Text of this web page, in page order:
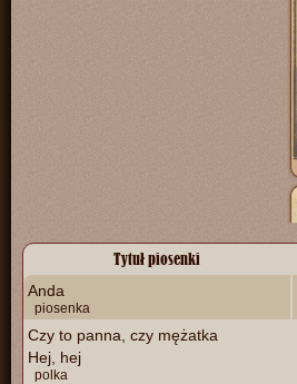
Tytuł piosenki
Anda
piosenka
Czy to panna, czy mężatka
Hej, hej
polka